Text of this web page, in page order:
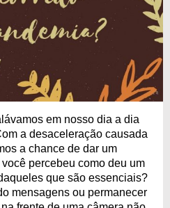
em nosso dia a dia
a desaceleração causada
a chance de dar um
percebeu como deu um
que são essenciais?
mensagens ou permanecer